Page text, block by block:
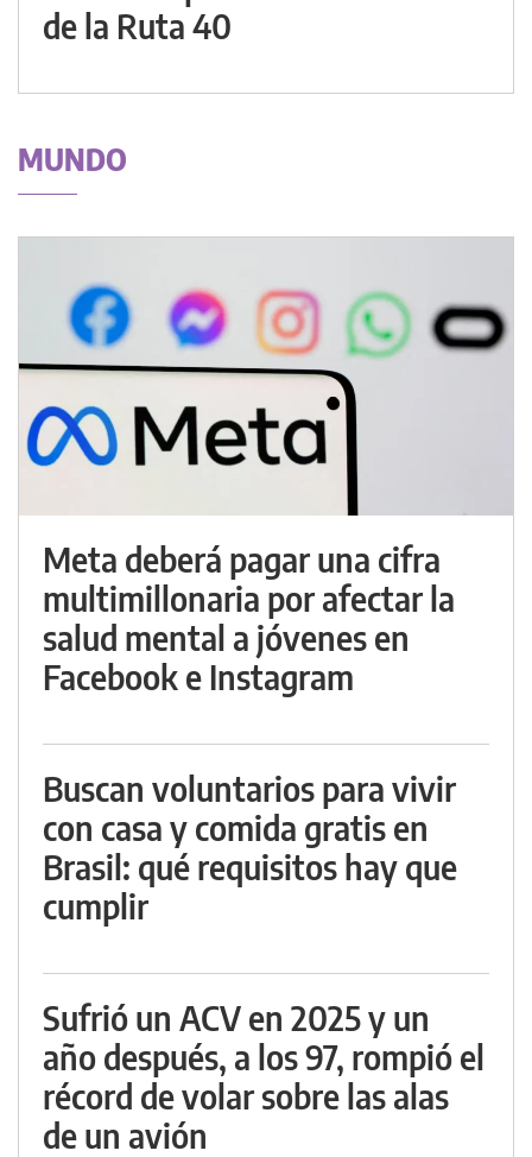
de la Ruta 40
MUNDO
Meta deberá pagar una cifra
multimillonaria por afectar la
salud mental a jóvenes en
Facebook e Instagram
Buscan voluntarios para vivir
con casa y comida gratis en
Brasil: qué requisitos hay que
cumplir
Sufrió un ACV en 2025 y un
año después, a los 97, rompió el
récord de volar sobre las alas
de un avión